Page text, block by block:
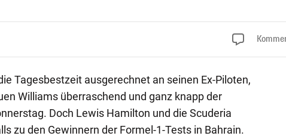
Tagesbestzeit ausgerechnet an seinen Ex-Piloten,
Williams überraschend und ganz knapp der
Doch Lewis Hamilton und die Scuderia
zu den Gewinnern der Formel-1-Tests in Bahrain.